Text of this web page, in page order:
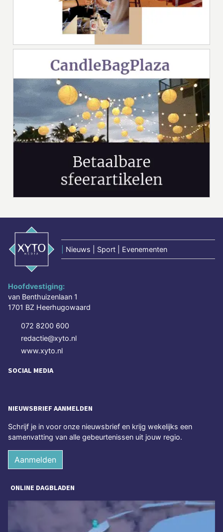
Nieuws | Sport | Evenementen
Hoofdvestiging:
van Benthuizenlaan 1
1701 BZ Heerhugowaard
072 8200 600
redactie@xyto.nl
www.xyto.nl
SOCIAL MEDIA
NIEUWSBRIEF AANMELDEN
Schrijf je in voor onze nieuwsbrief en krijg wekelijks een
samenvatting van alle gebeurtenissen uit jouw regio.
Aanmelden
ONLINE DAGBLADEN